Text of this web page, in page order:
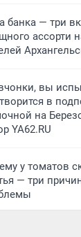
банка — три
ассорти
вы
в
на
YA62.RU
у томатов
— три